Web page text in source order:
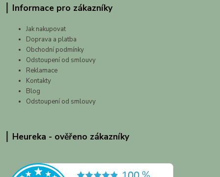
Informace pro zákazníky
Jak nakupovat
Doprava a platba
Obchodní podmínky
Odstoupení od smlouvy
Reklamace
Kontakty
Blog
Odstoupení od smlouvy
Heureka - ověřeno zákazníky